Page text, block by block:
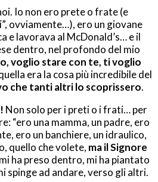
Io non ero prete o frate (e
ovviamente…), ero un giovane
e lavorava al McDonald’s… e il
dentro, nel profondo del mio
voglio stare con te, ti voglio
era la cosa più incredibile del
che tanti altri lo scoprissero.
Non solo per i preti o i frati… per
“ero una mamma, un padre, ero
ero un banchiere, un idraulico,
quello che volete, ma il Signore
ha preso dentro, mi ha piantato
spinge ad andare, verso gli altri.